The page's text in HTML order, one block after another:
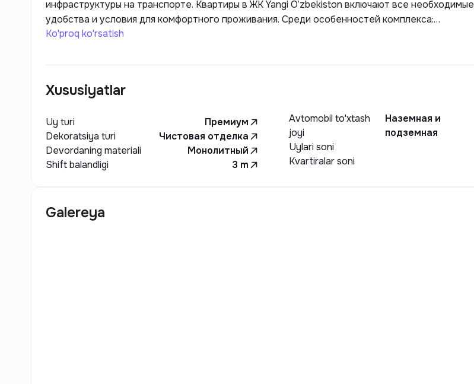
инфраструктуры на транспорте. Квартиры в ЖК Yangi O’zbekiston включают все необходимые
удобства и условия для комфортного проживания. Среди особенностей комплекса:
видеонаблюдение, домофон, торговый центр и фитнес-клуб.
Ko'proq ko'rsatish
Xususiyatlar
Uy turi
Премиум
Dekoratsiya turi
Чистовая отделка
Devordaning materiali
Монолитный
Shift balandligi
3 m
Avtomobil to'xtash
joyi
Наземная и
подземная
Uylari soni
Kvartiralar soni
Galereya